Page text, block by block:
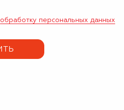
обработку персональных данных